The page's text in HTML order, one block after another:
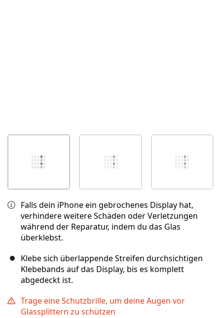
Falls dein iPhone ein gebrochenes Display hat,
verhindere weitere Schäden oder Verletzungen
während der Reparatur, indem du das Glas
überklebst.
Klebe sich überlappende Streifen durchsichtigen
Klebebands auf das Display, bis es komplett
abgedeckt ist.
Trage eine Schutzbrille, um deine Augen vor
Glassplittern zu schützen